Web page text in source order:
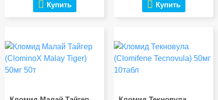
Купить Купить